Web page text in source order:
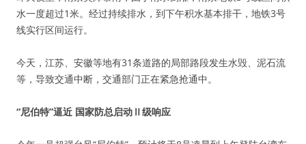
水一度超过1米。经过持续排水，到下午积水基本排干，地铁3号
线实行区间运行。
今天，江苏、安徽等地有31条道路的局部路段发生水毁、泥石流
等，导致交通中断，交通部门正在紧急抢通中。
“尼伯特”逼近 国家防总启动Ⅱ级响应